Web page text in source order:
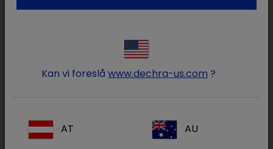
Logg på Dechra -kontoen
dinKan vi foreslåwww.dechra-us.com ?
AT AU